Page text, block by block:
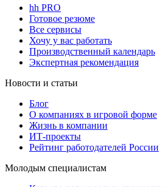
hh PRO
Готовое резюме
Все сервисы
Хочу у вас работать
Производственный календарь
Экспертная рекомендация
Новости и статьи
Блог
О компаниях в игровой форме
Жизнь в компании
ИТ-проекты
Рейтинг работодателей России
Молодым специалистам